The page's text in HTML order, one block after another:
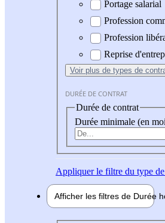
Portage salarial
Profession
Profession
Reprise
Voir plus de types de
DURÉE DE CONTRAT
Durée de contrat
Durée minimale (en
Appliquerle filtre du type
Afficher les filtres de Durée